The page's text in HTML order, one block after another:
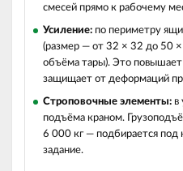
смесей прямо к рабочему
Усиление: по периметру
(размер — от 32 × 32 до 50
объёма тары). Это
защищает от деформаций
Строповочные элементы: в
подъёма краном.
6 000 кг — подбирается под
задание.